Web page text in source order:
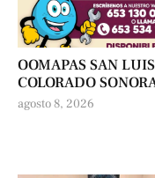
OOMAPAS SAN
COLORADO
agosto 8, 2026